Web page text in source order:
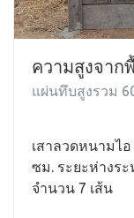
ความสูงจาก
แผ่นทึบสูงรวม
เสาลวดหนามไ
ซม. ระยะห่างระ
จำนวน 7 เส้น